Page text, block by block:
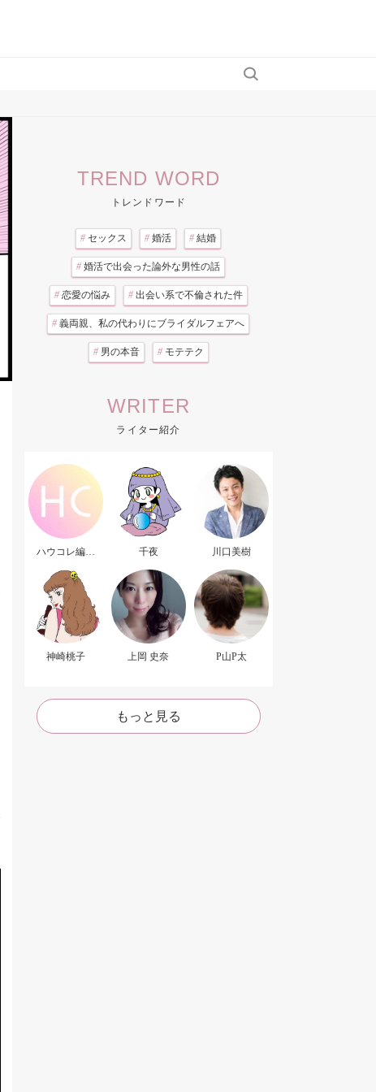
TREND WORD
トレンドワード
# セックス # 婚活 # 結婚
# 婚活で出会った論外な男性の話
# 恋愛の悩み # 出会い系で不倫された件
# 義両親、私の代わりにブライダルフェアへ
# 男の本音 # モテテク
WRITER
ライター紹介
ハウコレ編集
千夜 川口美樹
神崎桃子 上岡 史奈 P山P太
もっと見る